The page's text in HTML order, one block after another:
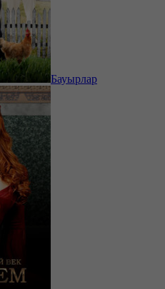
Бауырлар